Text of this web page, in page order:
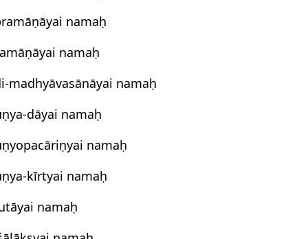
namaḥ
namaḥ
madhyāvasānāyai namaḥ
dāyai namaḥ
namaḥ
kīrtyai namaḥ
namaḥ